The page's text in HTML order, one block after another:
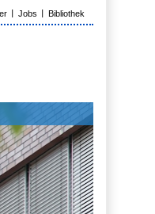
Jobs Bibliothek